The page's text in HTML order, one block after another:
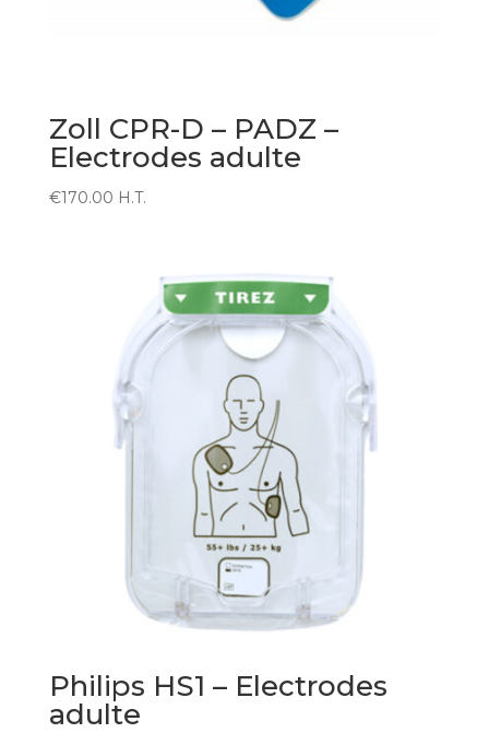
Zoll CPR-D – PADZ –
Electrodes adulte
€170.00 H.T.
Philips HS1 – Electrodes
adulte